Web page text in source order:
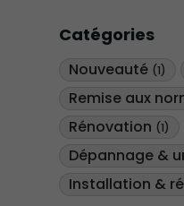
Catégories
Nouveauté (1)
Remise aux
Rénovation (1)
Dépannage &
Installation &